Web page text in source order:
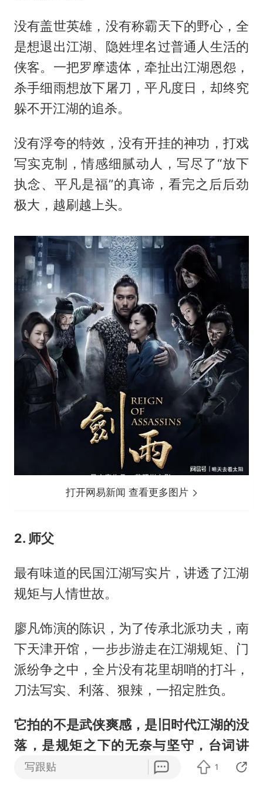
没有盖世英雄，没有称霸天下的野心，全
是想退出江湖、隐姓埋名过普通人生活的
侠客。一把罗摩遗体，牵扯出江湖恩怨，
杀手细雨想放下屠刀，平凡度日，却终究
躲不开江湖的追杀。
没有浮夸的特效，没有开挂的神功，打戏
写实克制，情感细腻动人，写尽了“放下
执念、平凡是福”的真谛，看完之后后劲
极大，越刷越上头。
打开网易新闻 查看更多图片
2. 师父
最有味道的民国江湖写实片，讲透了江湖
规矩与人情世故。
廖凡饰演的陈识，为了传承北派功夫，南
下天津开馆，一步步游走在江湖规矩、门
派纷争之中，全片没有花里胡哨的打斗，
刀法写实、利落、狠辣，一招定胜负。
它拍的不是武侠爽感，是旧时代江湖的没
落，是规矩之下的无奈与坚守，台词讲
究、气质独特，真正懂武侠、懂江湖的
写跟贴 1